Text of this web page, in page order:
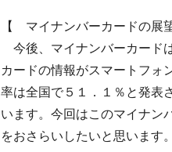
【 マイナンバーカードの展
今後、マイナンバーカード
カードの情報がスマートフォ
率は全国で５１．１％と発表
います。今回はこのマイナン
をおさらいしたいと思います。